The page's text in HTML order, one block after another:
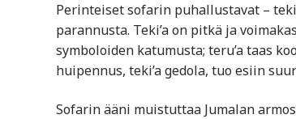
Perinteiset sofarin puhallustavat –
parannusta. Teki’a on pitkä ja
symboloiden katumusta; teru’a taas
huipennus, teki’a gedola, tuo esiin
Sofarin ääni muistuttaa Jumalan